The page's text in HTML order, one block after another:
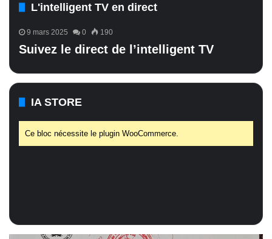
L'intelligent TV en direct
9 mars 2025 0 190
Suivez le direct de l’intelligent TV
IA STORE
Ce bloc nécessite le plugin WooCommerce.